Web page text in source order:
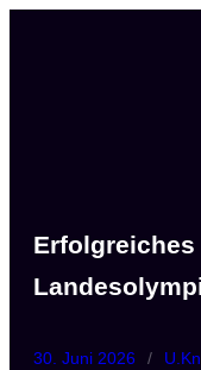
Erfolgreiches
30. Juni 2026 /